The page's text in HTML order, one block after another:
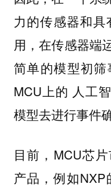
力的传感器和
用，在传感器端
简单的模型初
MCU上的 人工
模型去进行事件确
目前，MCU芯
产品，例如NXP